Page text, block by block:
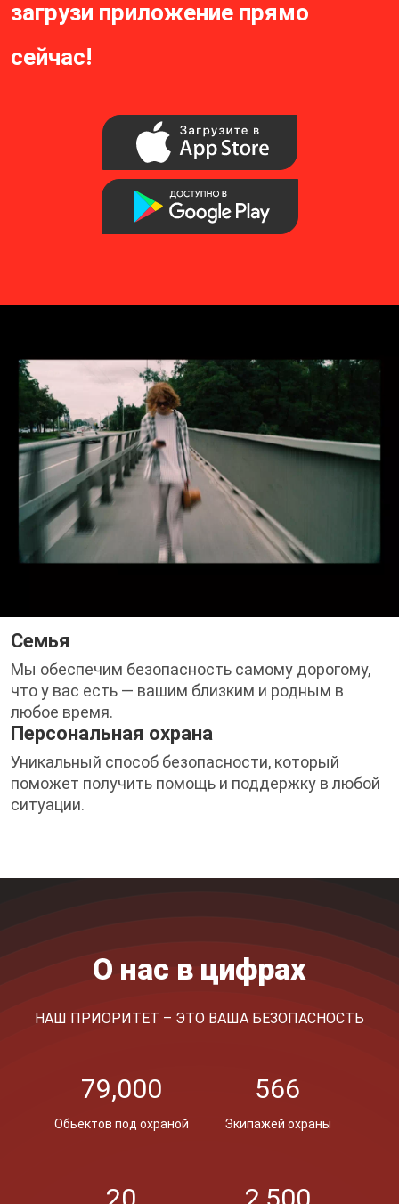
загрузи приложение прямо
сейчас!
Семья
Мы обеспечим безопасность самому дорогому,
что у вас есть — вашим близким и родным в
любое время.
Персональная охрана
Уникальный способ безопасности, который
поможет получить помощь и поддержку в любой
ситуации.
О нас в цифрах
НАШ ПРИОРИТЕТ – ЭТО ВАША БЕЗОПАСНОСТЬ
79,000
Обьектов под охраной
566
Экипажей охраны